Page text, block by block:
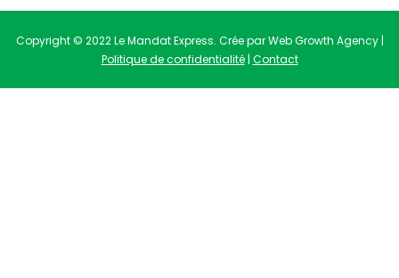
Copyright © 2022 Le Mandat Express. Crée par Web Growth Agency |
Politique de confidentialité| Contact